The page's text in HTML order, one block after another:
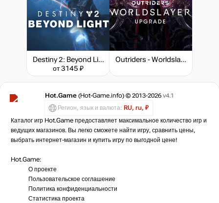
Destiny 2: Beyond Light - Deluxe Edition
от 3145 ₽
Outriders - Worldslayer Upgrade
Hot.Game (Hot-Game.info) © 2013-2026 v4.1
Регион, язык и валюта: RU, ru, ₽
Каталог игр Hot.Game предоставляет максимальное количество игр и
ведущих магазинов. Вы легко сможете найти игру, сравнить цены,
выбрать интернет-магазин и купить игру по выгодной цене!
Hot.Game:
О проекте
Пользовательское соглашение
Политика конфиденциальности
Статистика проекта